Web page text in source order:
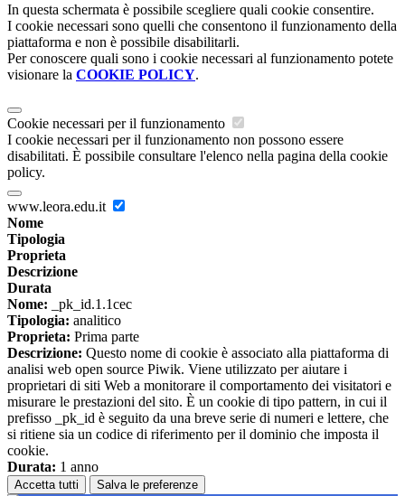
In questa schermata è possibile scegliere quali cookie consentire.
I cookie necessari sono quelli che consentono il funzionamento della
piattaforma e non è possibile disabilitarli.
Per conoscere quali sono i cookie necessari al funzionamento potete
visionare la COOKIE POLICY.
Cookie necessari per il funzionamento
I cookie necessari per il funzionamento non possono essere
disabilitati. È possibile consultare l'elenco nella pagina della cookie
policy.
www.leora.edu.it
Nome
Tipologia
Proprieta
Descrizione
Durata
Nome: _pk_id.1.1cec
Tipologia: analitico
Proprieta: Prima parte
Descrizione: Questo nome di cookie è associato alla piattaforma di
analisi web open source Piwik. Viene utilizzato per aiutare i
proprietari di siti Web a monitorare il comportamento dei visitatori e
misurare le prestazioni del sito. È un cookie di tipo pattern, in cui il
prefisso _pk_id è seguito da una breve serie di numeri e lettere, che
si ritiene sia un codice di riferimento per il dominio che imposta il
cookie.
Durata: 1 anno
Accetta tutti Salva le preferenze